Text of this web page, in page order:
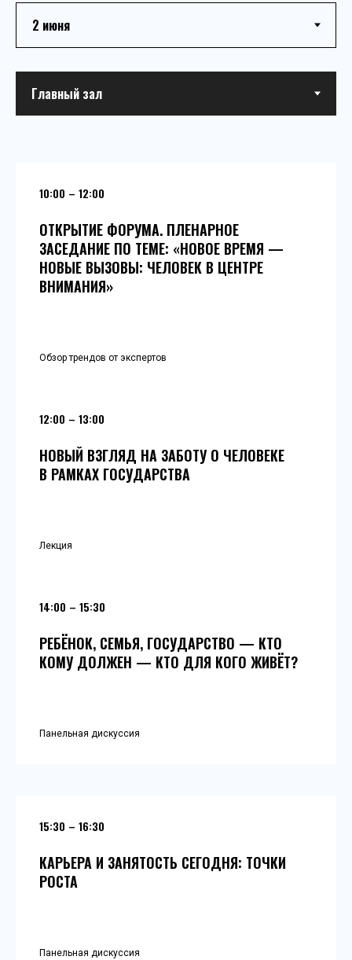
10:00 – 12:00
ОТКРЫТИЕ ФОРУМА. ПЛЕНАРНОЕ
ЗАСЕДАНИЕ ПО ТЕМЕ: «НОВОЕ ВРЕМЯ —
НОВЫЕ ВЫЗОВЫ: ЧЕЛОВЕК В ЦЕНТРЕ
ВНИМАНИЯ»
Обзор трендов от экспертов
12:00 – 13:00
НОВЫЙ ВЗГЛЯД НА ЗАБОТУ О ЧЕЛОВЕКЕ
В РАМКАХ ГОСУДАРСТВА
Лекция
14:00 – 15:30
РЕБЁНОК, СЕМЬЯ, ГОСУДАРСТВО — КТО
КОМУ ДОЛЖЕН — КТО ДЛЯ КОГО ЖИВЁТ?
Панельная дискуссия
15:30 – 16:30
КАРЬЕРА И ЗАНЯТОСТЬ СЕГОДНЯ: ТОЧКИ
РОСТА
Панельная дискуссия